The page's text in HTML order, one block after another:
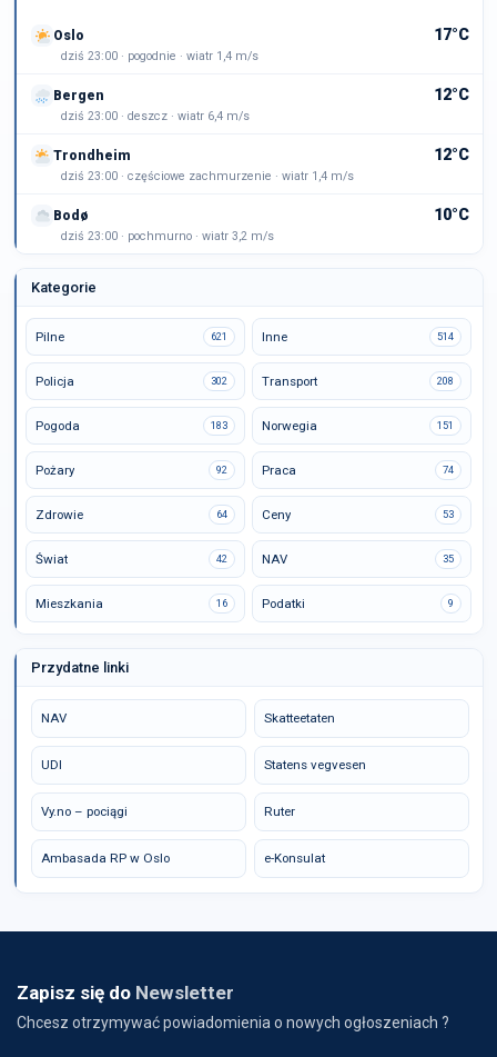
Oslo 17°C
dziś 23:00 · pogodnie · wiatr 1,4 m/s
Bergen 12°C
dziś 23:00 · deszcz · wiatr 6,4 m/s
Trondheim 12°C
dziś 23:00 · częściowe zachmurzenie · wiatr 1,4 m/s
Bodø 10°C
dziś 23:00 · pochmurno · wiatr 3,2 m/s
Kategorie
Pilne 621 Inne 514
Policja 302 Transport 208
Pogoda 183 Norwegia 151
Pożary 92 Praca 74
Zdrowie 64 Ceny 53
Świat 42 NAV 35
Mieszkania 16 Podatki 9
Przydatne linki
NAV Skatteetaten
UDI Statens vegvesen
Vy.no – pociągi Ruter
Ambasada RP w Oslo e-Konsulat
Zapisz się do Newsletter
Chcesz otrzymywać powiadomienia o nowych ogłoszeniach ?